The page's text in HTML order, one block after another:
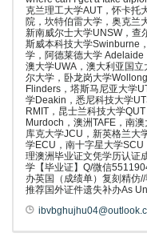
克兰理工大学AUT，怀卡托
院，坎特伯雷大学，奥克兰
新南威尔士大学UNSW，查
斯威本科技大学Swinburne
学，阿德莱德大学
澳大学UWA，澳大利亚国
尔大学，卧龙岗大学
Flinders，塔斯马尼亚大学
学Deakin，悉尼科技大学
RMIT，昆士兰科技大学
Murdoch，澳洲TAFE，南
库克大学JCU，新英格兰大
学ECU，南十字星大学
理澳洲毕业证文凭学历认证
学【毕业证】Q/微信
办英国（成绩单）复刻精仿
推荐国外证件遗失补办As